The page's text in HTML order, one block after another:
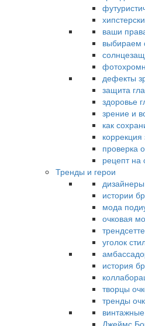
ваши
выбираем
дефекты
защита
здоровье
зрение и
как
проверка
рецепт на
Тренды и герои
дизайнеры
истории
мода
очковая
уголок
история
творцы
тренды